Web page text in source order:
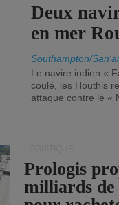
Deux
en mer
Southampton/
Le navire indien «
coulé, les Houthis
attaque contre le «
Prologis
milliards